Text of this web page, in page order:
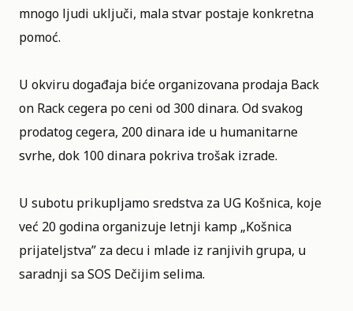
mnogo ljudi uključi, mala stvar postaje konkretna
pomoć.
U okviru događaja biće organizovana prodaja Back
on Rack cegera po ceni od 300 dinara. Od svakog
prodatog cegera, 200 dinara ide u humanitarne
svrhe, dok 100 dinara pokriva trošak izrade.
U subotu prikupljamo sredstva za UG Košnica, koje
već 20 godina organizuje letnji kamp „Košnica
prijateljstva” za decu i mlade iz ranjivih grupa, u
saradnji sa SOS Dečijim selima.